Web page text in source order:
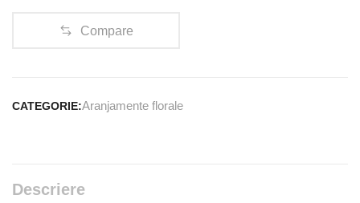
Compare
CATEGORIE:Aranjamente florale
Descriere